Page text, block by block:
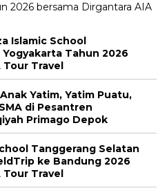
Islamic School
Tahun 2026
Tour Travel
Yatim, Yatim Puatu,
di Pesantren
Primago Depok
Tanggerang Selatan
ke Bandung 2026
Tour Travel